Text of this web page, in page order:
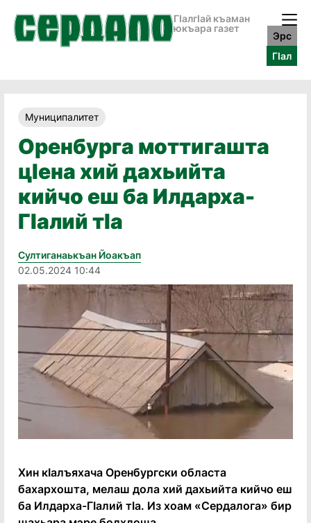
ГӀалгӀай къаман
юкъара газет
Эрс
ГӀал
Муниципалитет
Оренбурга моттигашта
цӀена хий дахьийта
кийчо еш ба Илдарха-
ГӀалий тӀа
Султиганаькъан Йоакъап
02.05.2024 10:44
Хин кӀалъяхача Оренбургски областа
бахархошта, мелаш дола хий дахьийта кийчо еш
ба Илдарха-ГӀалий тӀа. Из хоам «Сердалога» бир